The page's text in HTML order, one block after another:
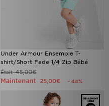
Under Armour Ensemble T-
shirt/Short Fade 1/4 Zip Bébé
Était45,00€
Maintenant 25,00€ - 44%